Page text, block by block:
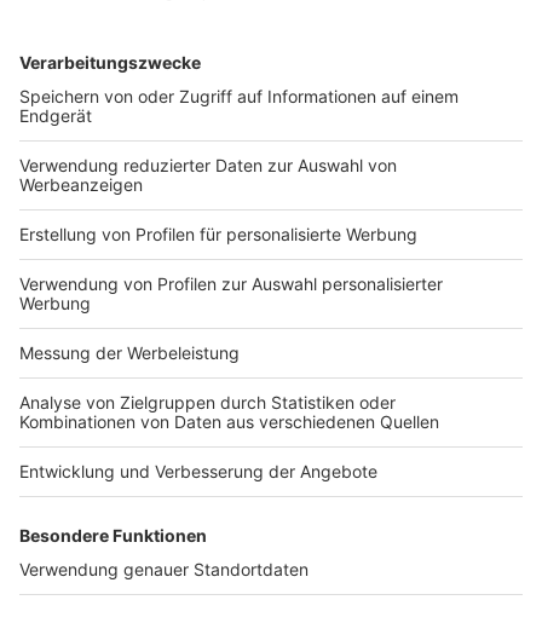
moderne Vorschriften ein, um Korruption in der
zu ahnden. Henna Virkkunen, Exekutiv-Vizepräsidentin
für technologische Souveränität, …
Im Blickpunkt
_red
Das Landesarbeitsgericht
(LAG) Niedersachsen hat
Berufungen wegen
Schadenersatzansprüchen von
Mitarbeitern aufgrund
das Hinweisgeberschutzgesetz (HinSchG)
zurückgewiesen (LAG Niedersachsen, Urteile vom
29.5.2026 – 17 SLa 618/25 und 17 SLa 619/25, PM vom
die Berufungen in Schadenersatzprozessen zweier
Mitarbeiter gegen einen großen niedersächsischen